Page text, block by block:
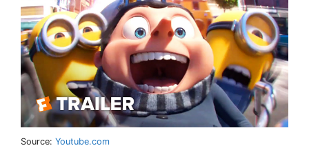
Source: Youtube.com